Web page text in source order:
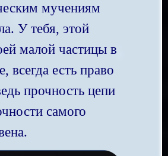
мучениям
У тебя, этой
малой частицы в
всегда есть право
прочность цепи
самого